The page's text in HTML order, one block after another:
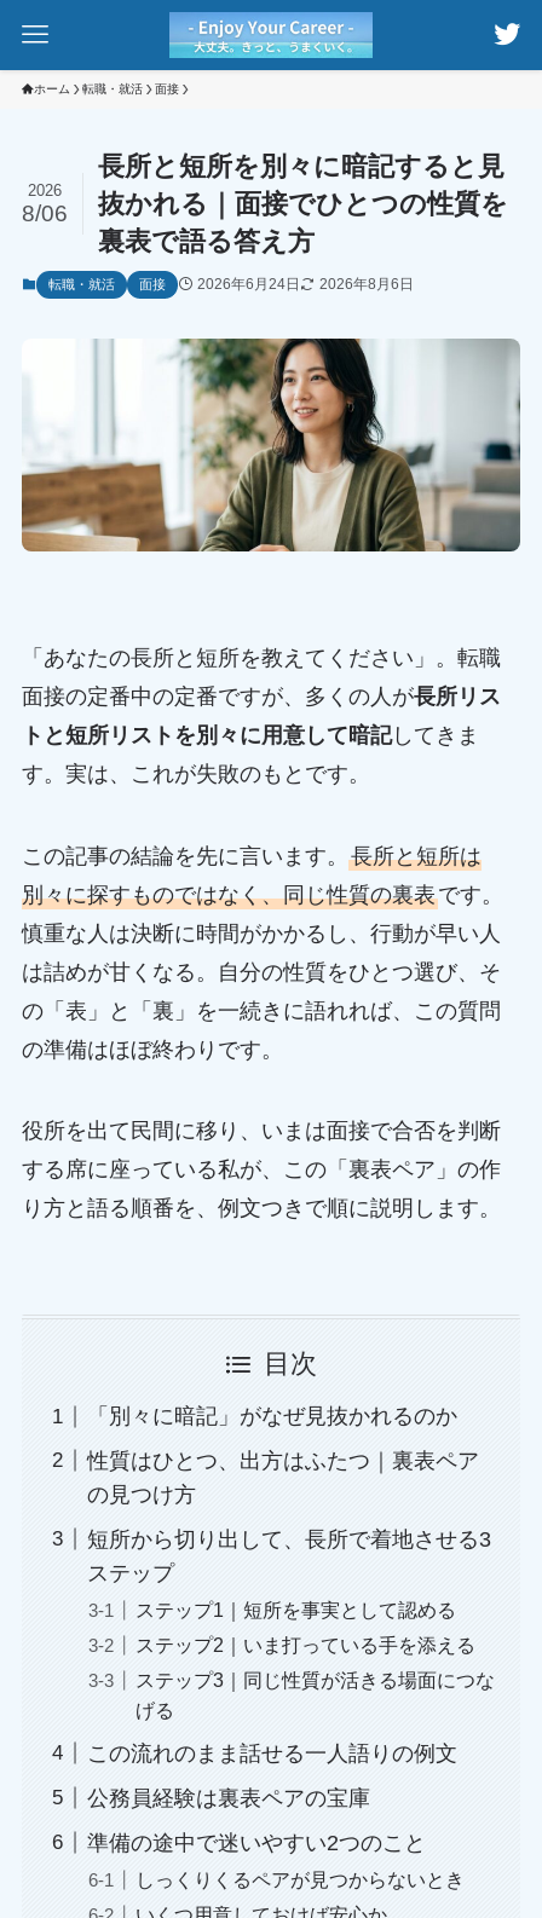
ホーム 転職・就活 面接
長所と短所を別々に暗記すると見
抜かれる｜面接でひとつの性質を
裏表で語る答え方
2026
8/06
転職・就活 面接 2026年6月24日 2026年8月6日
「あなたの長所と短所を教えてください」。転職
面接の定番中の定番ですが、多くの人が長所リス
トと短所リストを別々に用意して暗記してきま
す。実は、これが失敗のもとです。
この記事の結論を先に言います。 長所と短所は
別々に探すものではなく、同じ性質の裏表です。
慎重な人は決断に時間がかかるし、行動が早い人
は詰めが甘くなる。自分の性質をひとつ選び、そ
の「表」と「裏」を一続きに語れれば、この質問
の準備はほぼ終わりです。
役所を出て民間に移り、いまは面接で合否を判断
する席に座っている私が、この「裏表ペア」の作
り方と語る順番を、例文つきで順に説明します。
目次
「別々に暗記」がなぜ見抜かれるのか
性質はひとつ、出方はふたつ｜裏表ペア
の見つけ方
短所から切り出して、長所で着地させる3
ステップ
ステップ1｜短所を事実として認める
ステップ2｜いま打っている手を添える
ステップ3｜同じ性質が活きる場面につな
げる
この流れのまま話せる一人語りの例文
公務員経験は裏表ペアの宝庫
準備の途中で迷いやすい2つのこと
しっくりくるペアが見つからないとき